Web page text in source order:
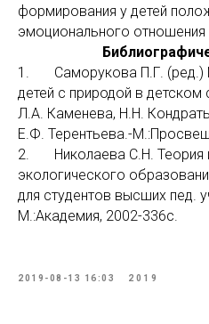
формирования у детей
эмоционального отношения
1. Саморукова П.Г. (ред.)
детей с природой в
Л.А. Каменева, Н.Н.
Е.Ф. Терентьева.-
2. Николаева С.Н. Теория
экологического
для студентов высших пед.
М.:Академия, 2002-336с.
2019-08-13 16:03 2019